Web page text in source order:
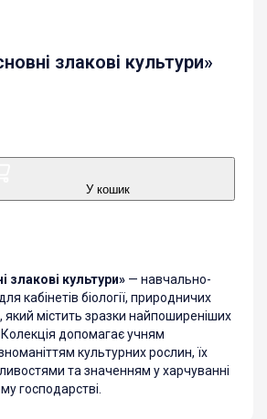
злакові культури»
У кошик
злакові культури» — навчально-
кабінетів біології, природничих
який містить зразки найпоширеніших
допомагає учням
культурних рослин, їх
та значенням у харчуванні
господарстві.